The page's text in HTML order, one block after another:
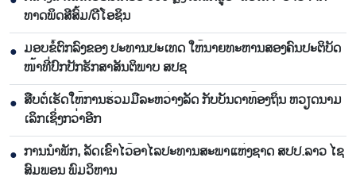
ທາດ​ພິດ​ສີ​ສົ້ມ/ດີ​ໂອ​ຊິນ​
● ມອບ​ຂໍ້​ຕົກ​ລົງ​ຂອງ​ ປະ​ທານ​ປະ​ເທດ ໃຫ້​ນາຍ​ທະ​ຫານ​ສອງ​ຄົນ​ປະ​ຕິ​ບັດ​
ໜ້າ​ທີ່​ປົກ​ປັກ​ຮັກ​ສາ​ສັນ​ຕິ​ພາບ ສ​ປ​ຊ
● ສືບ​ຕໍ່​ເຮັດ​ໃຫ້​ການ​ຮ່ວມມື​ລະ​ຫວ່າງ​ລັດ ກັບ​ບັນ​ດາ​ທ້ອງ​ຖິ່ນ ຫວຽດ​ນາມ
ເລິກ​ເຊິ່ງກວ່າ​ອີກ
● ການ​ນຳ​ພັກ​, ລັດ​ເຂົ້າ​ໄວ້​ອາ​ໄລ​ປະ​ທານ​ສະ​ພາ​ແຫ່ງ​ຊາດ ສ​ປ​ປ.ລາວ ໄຊ​
ສົມ​ພອນ ພົມ​ວິ​ຫານ